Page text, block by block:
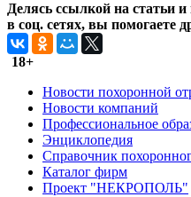
Делясь ссылкой на статьи
в соц. сетях, вы помогаете
18+
Новости похоронной
Новости компаний
Профессиональное
Энциклопедия
Справочник
Каталог фирм
Проект "НЕКРОПОЛЬ"